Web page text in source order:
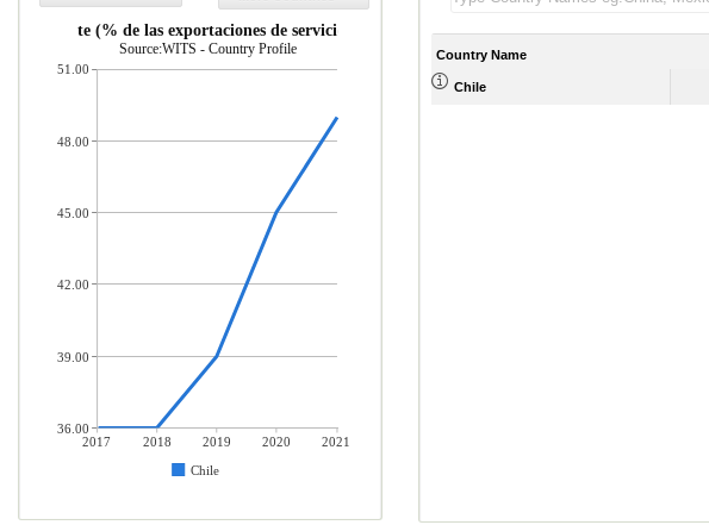
transporte (% de las exportaciones de servicios, balanza de pagos)
Source:WITS - Country Profile
2017 2018 2019 2020
2021
Chile
51.00
48.00
45.00
42.00
39.00
36.00
Country Name
Chile